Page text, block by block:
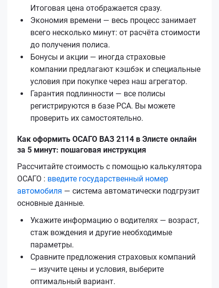
Итоговая цена отображается сразу.
Экономия времени — весь процесс занимает
всего несколько минут: от расчёта стоимости
до получения полиса.
Бонусы и акции — иногда страховые
компании предлагают кэшбэк и специальные
условия при покупке через наш агрегатор.
Гарантия подлинности — все полисы
регистрируются в базе РСА. Вы можете
проверить их самостоятельно.
Как оформить ОСАГО ВАЗ 2114 в Элисте онлайн
за 5 минут: пошаговая инструкция
Рассчитайте стоимость с помощью калькулятора
ОСАГО : введите государственный номер
автомобиля — система автоматически подгрузит
основные данные.
Укажите информацию о водителях — возраст,
стаж вождения и другие необходимые
параметры.
Сравните предложения страховых компаний
— изучите цены и условия, выберите
оптимальный вариант.